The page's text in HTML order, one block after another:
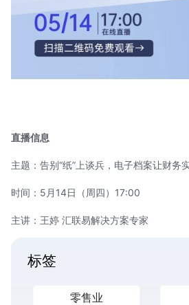
直播信息
主题：告别“纸”上谈兵，电子档案让财务
时间：5月14日（周四）17:00
主讲：王婷 汇联易解决方案专家
标签
零售业